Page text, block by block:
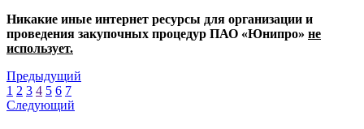
Никакие иные интернет ресурсы для организации и
проведения закупочных процедур ПАО «Юнипро» не
использует.
Предыдущий
1 2 3 4 5 6 7
Следующий